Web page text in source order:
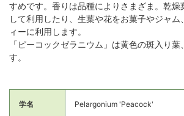
すめです。香りは品種によりさまざま。乾燥
して利用したり、生葉や花をお菓子やジャム
ィーに利用します。
「ピーコックゼラニウム」は黄色の斑入り
す。
学名 Pelargonium 'Peacock'